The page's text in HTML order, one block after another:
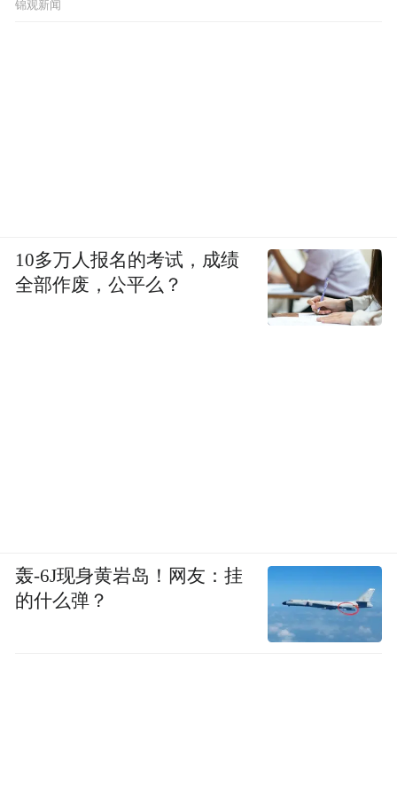
锦观新闻
10多万人报名的考试，成绩
全部作废，公平么？
轰-6J现身黄岩岛！网友：挂
的什么弹？